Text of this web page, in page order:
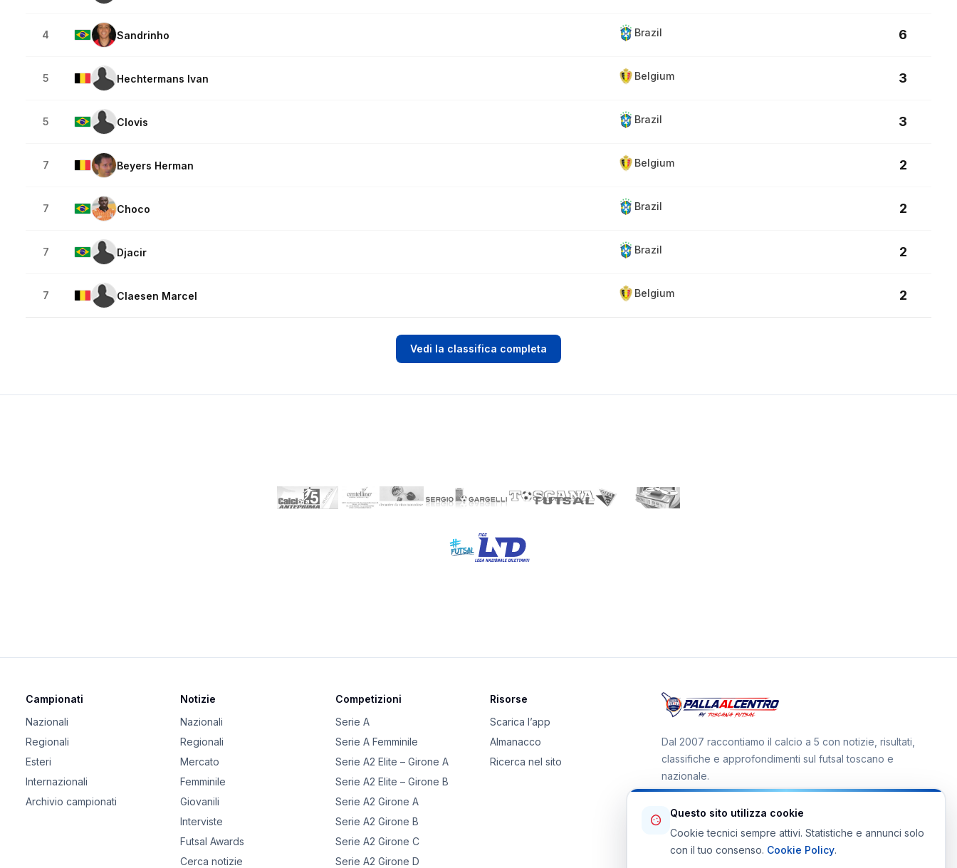
4 Sandrinho Brazil 6
5 Hechtermans Ivan Belgium 3
5 Clovis Brazil 3
7 Beyers Herman Belgium 2
7 Choco Brazil 2
7 Djacir Brazil 2
7 Claesen Marcel Belgium 2
Vedi la classifica completa
Campionati
Nazionali
Regionali
Esteri
Internazionali
Archivio campionati
Notizie
Nazionali
Regionali
Mercato
Femminile
Giovanili
Interviste
Futsal Awards
Cerca notizie
Competizioni
Serie A
Serie A Femminile
Serie A2 Elite – Girone A
Serie A2 Elite – Girone B
Serie A2 Girone A
Serie A2 Girone B
Serie A2 Girone C
Serie A2 Girone D
Risorse
Scarica l’app
Almanacco
Ricerca nel sito
Dal 2007 raccontiamo il calcio a 5 con notizie, risultati,
classifiche e approfondimenti sul futsal toscano e
nazionale.
Canale WhatsApp
Telegram Toscana Futsal
Questo sito utilizza cookie
Cookie tecnici sempre attivi. Statistiche e annunci solo
con il tuo consenso. Cookie Policy.